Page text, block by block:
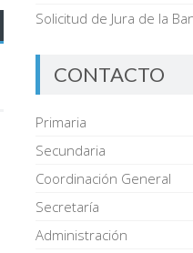
Solicitud de Jura de la
CONTACTO
Primaria
Secundaria
Coordinación General
Secretaría
Administración